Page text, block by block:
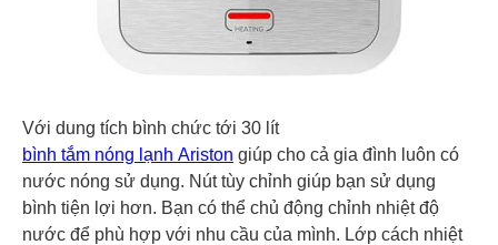
Với dung tích bình chức tới 30 lít
bình tắm nóng lạnh Ariston giúp cho cả gia đình luôn có
nước nóng sử dụng. Nút tùy chỉnh giúp bạn sử dụng
bình tiện lợi hơn. Bạn có thể chủ động chỉnh nhiệt độ
nước để phù hợp với nhu cầu của mình. Lớp cách nhiệt